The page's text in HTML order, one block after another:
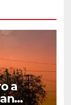
a